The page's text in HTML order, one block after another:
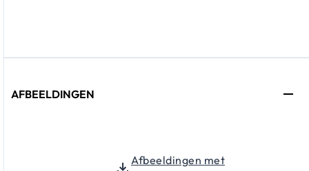
AFBEELDINGEN
Afbeeldingen met